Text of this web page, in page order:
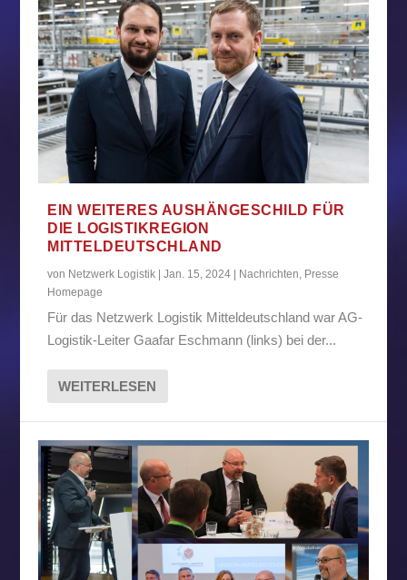
EIN WEITERES AUSHÄNGESCHILD FÜR
DIE LOGISTIKREGION
MITTELDEUTSCHLAND
von Netzwerk Logistik |Jan. 15, 2024 Nachrichten, Presse
Homepage
Für das Netzwerk Logistik Mitteldeutschland war AG-
Logistik-Leiter Gaafar Eschmann (links) bei der...
WEITERLESEN